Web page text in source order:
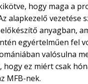
hogy maga a
alapkezelő vezetése
anyagban,
egyértelműen fel
valósulna
hogy ez miért csak
MFB-nek.